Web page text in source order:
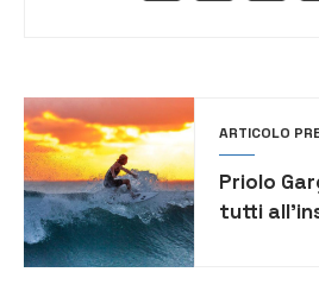
ARTICOLO
Priolo
tutti